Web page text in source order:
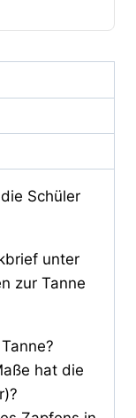
Schüler
unter
zur Tanne
hat die